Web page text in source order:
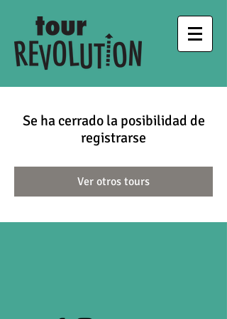
Se ha cerrado la posibilidad de
registrarse
Ver otros tours